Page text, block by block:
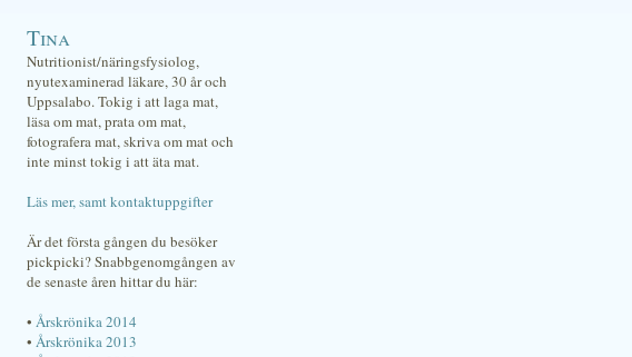
Tina
Nutritionist/näringsfysiolog,
nyutexaminerad läkare, 30 år och
Uppsalabo. Tokig i att laga mat,
läsa om mat, prata om mat,
fotografera mat, skriva om mat och
inte minst tokig i att äta mat.
Läs mer, samt kontaktuppgifter
Är det första gången du besöker
pickpicki? Snabbgenomgången av
de senaste åren hittar du här:
• Årskrönika 2014
• Årskrönika 2013